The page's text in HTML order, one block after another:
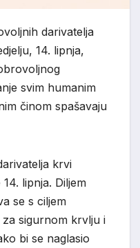
darivatelja
14. lipnja,
svim humanim
činom spašavaju
krvi
lipnja. Diljem
se s ciljem
sigurnom krvlju i
bi se naglasio